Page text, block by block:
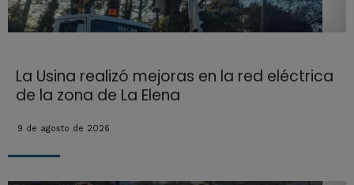
La Usina realizó mejoras en la red eléctrica
de la zona de La Elena
9 de agosto de 2026